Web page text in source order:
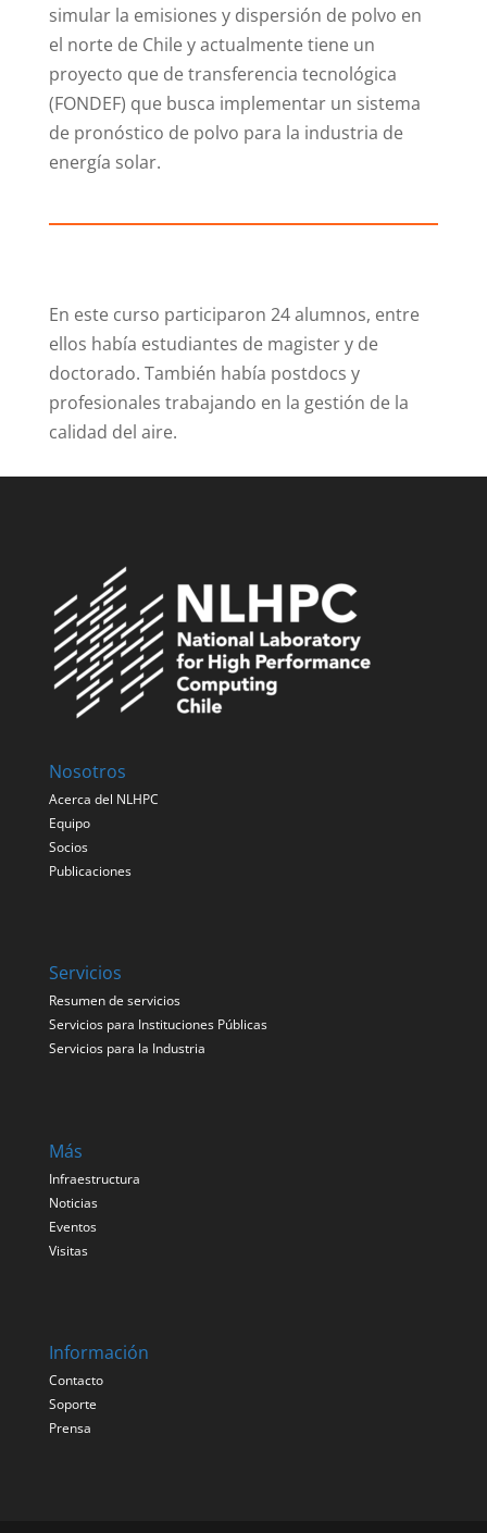
simular la emisiones y dispersión de polvo en
el norte de Chile y actualmente tiene un
proyecto que de transferencia tecnológica
(FONDEF) que busca implementar un sistema
de pronóstico de polvo para la industria de
energía solar.
En este curso participaron 24 alumnos, entre
ellos había estudiantes de magister y de
doctorado. También había postdocs y
profesionales trabajando en la gestión de la
calidad del aire.
Nosotros
Acerca del NLHPC
Equipo
Socios
Publicaciones
Servicios
Resumen de servicios
Servicios para Instituciones Públicas
Servicios para la Industria
Más
Infraestructura
Noticias
Eventos
Visitas
Información
Contacto
Soporte
Prensa